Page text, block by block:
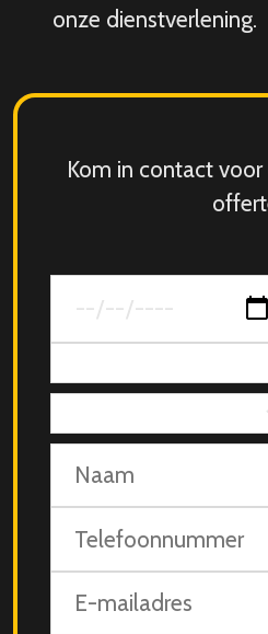
onze dienstverlening.
Kom in contact
van
jouw
personen
mailadres